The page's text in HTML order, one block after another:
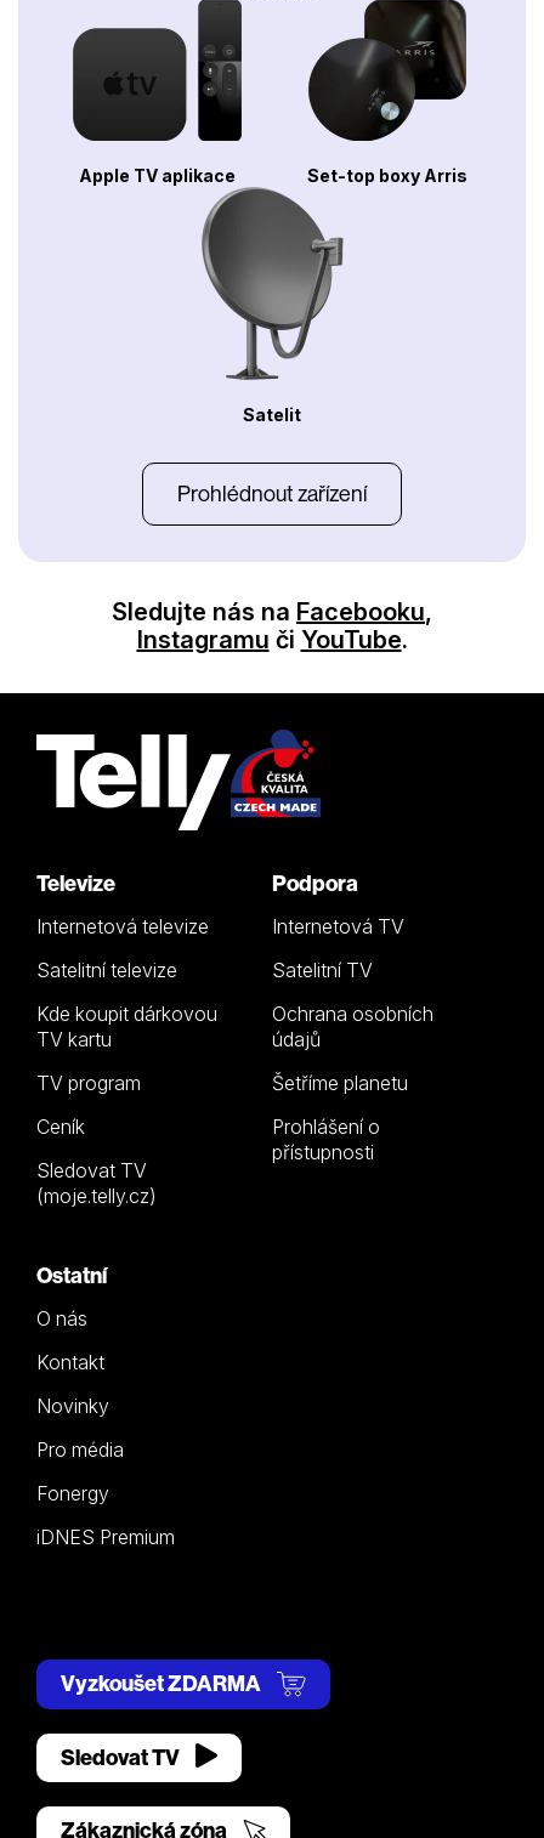
Apple TV aplikace Set-top boxy Arris
Satelit
Prohlédnout zařízení
Sledujte nás na Facebooku,
Instagramu či YouTube.
Televize
Internetová televize
Satelitní televize
Kde koupit dárkovou
TV kartu
TV program
Ceník
Sledovat TV
(moje.telly.cz)
Podpora
Internetová TV
Satelitní TV
Ochrana osobních
údajů
Šetříme planetu
Prohlášení o
přístupnosti
Ostatní
O nás
Kontakt
Novinky
Pro média
Fonergy
iDNES Premium
Vyzkoušet ZDARMA
Sledovat TV
Zákaznická zóna